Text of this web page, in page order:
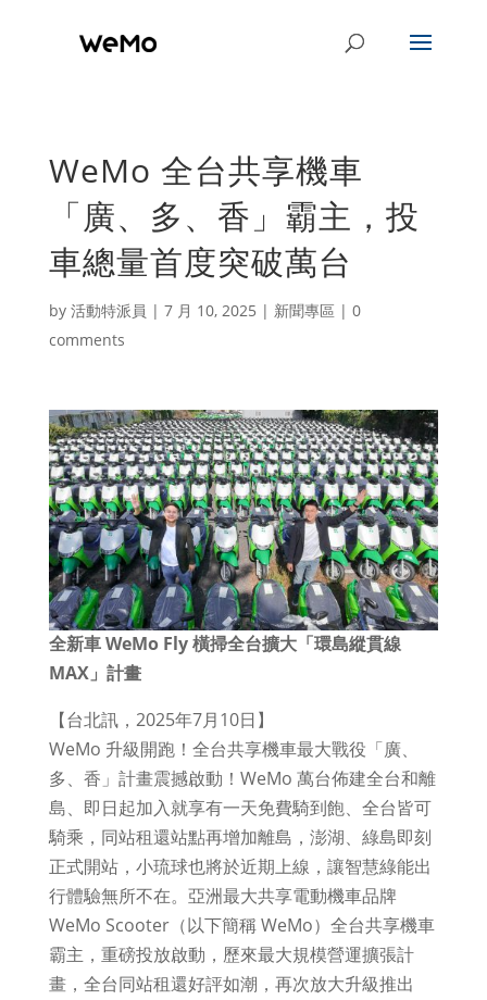
WeMo 全台共享機車
「廣、多、香」霸主，投
車總量首度突破萬台
by 活動特派員 | 7 月 10, 2025 | 新聞專區 | 0
comments
全新車 WeMo Fly 橫掃全台擴大「環島縱貫線
MAX」計畫
【台北訊，2025年7月10日】
WeMo 升級開跑！全台共享機車最大戰役「廣、
多、香」計畫震撼啟動！WeMo 萬台佈建全台和離
島、即日起加入就享有一天免費騎到飽、全台皆可
騎乘，同站租還站點再增加離島，澎湖、綠島即刻
正式開站，小琉球也將於近期上線，讓智慧綠能出
行體驗無所不在。亞洲最大共享電動機車品牌
WeMo Scooter（以下簡稱 WeMo）全台共享機車
霸主，重磅投放啟動，歷來最大規模營運擴張計
畫，全台同站租還好評如潮，再次放大升級推出